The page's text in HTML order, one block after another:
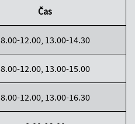
Čas
8.00-12.00, 13.00-14.30
8.00-12.00, 13.00-15.00
8.00-12.00, 13.00-16.30